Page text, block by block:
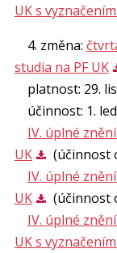
UK s
4. změna:
studia na PF UK
platnost: 29.
účinnost: 1.
IV. úplné
UK
(účinnost
IV. úplné
UK
(účinnost
IV. úplné
UK s